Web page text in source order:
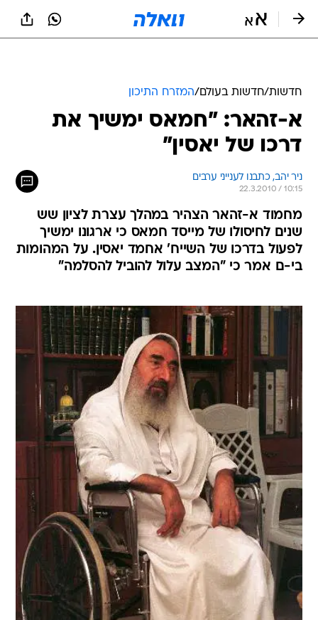
א-זהאר: "חמאס ימשיך את
דרכו של יאסין"
ניר יהב, כתבנו לענייני ערבים
22.3.2010 / 10:15
מחמוד א-זהאר הצהיר במהלך עצרת לציון שש
לפעול בדרכו של השייח' אחמד יאסין. על המהומות
בי-ם אמר כי "המצב עלול להוביל להסלמה"